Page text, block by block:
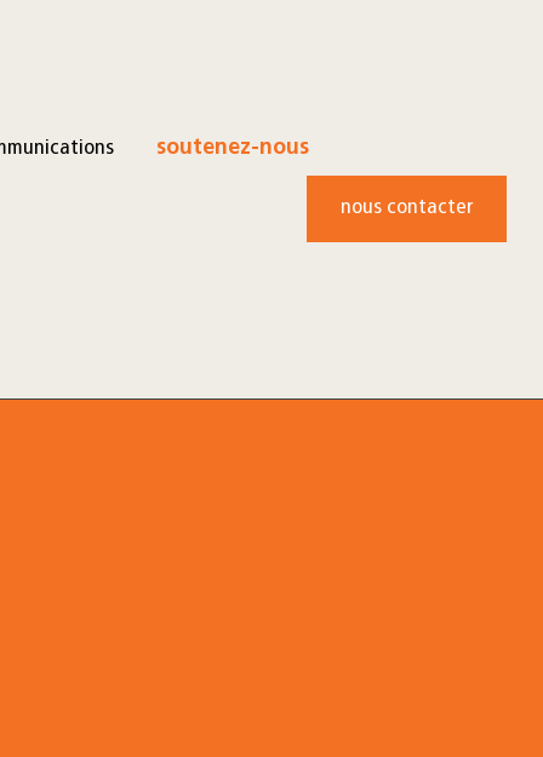
soutenez-nous
nous contacter